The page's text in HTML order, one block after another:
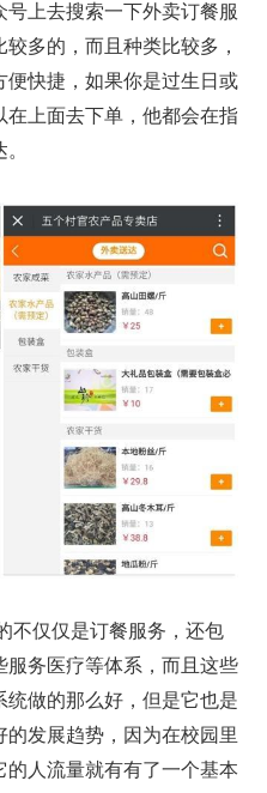
上去搜索一下外卖订餐服
多的，而且种类比较多，
快捷，如果你是过生日或
上面去下单，他都会在指
不仅仅是订餐服务，还包
务医疗等体系，而且这些
做的那么好，但是它也是
发展趋势，因为在校园里
人流量就有有了一个基本